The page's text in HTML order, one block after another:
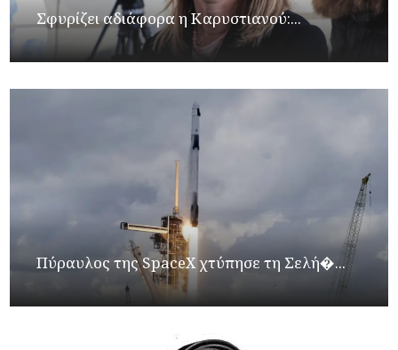
Σφυρίζει αδιάφορα η Καρυστιανού:...
Πύραυλος της SpaceX χτύπησε τη Σελή�...